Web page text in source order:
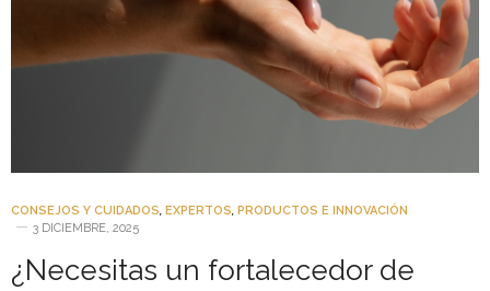
CONSEJOS Y CUIDADOS, EXPERTOS, PRODUCTOS E INNOVACIÓN
3 DICIEMBRE, 2025
¿Necesitas un fortalecedor de